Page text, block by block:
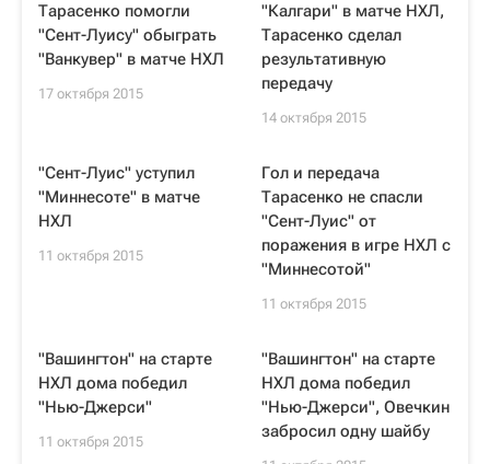
Тарасенко помогли
"Сент-Луису" обыграть
"Ванкувер" в матче НХЛ
17 октября 2015
"Калгари" в матче НХЛ,
Тарасенко сделал
результативную
передачу
14 октября 2015
"Сент-Луис" уступил
"Миннесоте" в матче
НХЛ
11 октября 2015
Гол и передача
Тарасенко не спасли
"Сент-Луис" от
поражения в игре НХЛ с
"Миннесотой"
11 октября 2015
"Вашингтон" на старте
НХЛ дома победил
"Нью-Джерси"
11 октября 2015
"Вашингтон" на старте
НХЛ дома победил
"Нью-Джерси", Овечкин
забросил одну шайбу